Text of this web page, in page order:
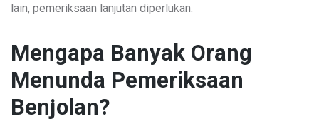
lain, pemeriksaan lanjutan diperlukan.
Mengapa Banyak Orang
Menunda Pemeriksaan
Benjolan?